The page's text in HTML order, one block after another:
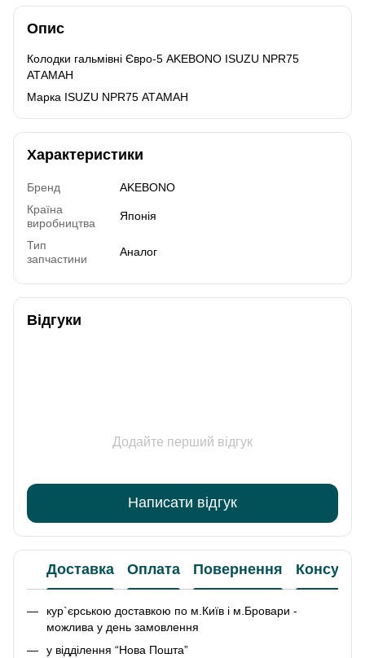
Опис
Колодки гальмівні Євро-5 AKEBONO ISUZU NPR75
АТАМАН
Марка ISUZU NPR75 АТАМАН
Характеристики
Бренд
AKEBONO
Країна
виробництва
Японія
Тип
запчастини
Аналог
Відгуки
Додайте перший відгук
Написати відгук
Доставка Оплата Повернення
кур`єрською доставкою по м.Київ і м.Бровари -
можлива у день замовлення
у відділення “Нова Пошта”